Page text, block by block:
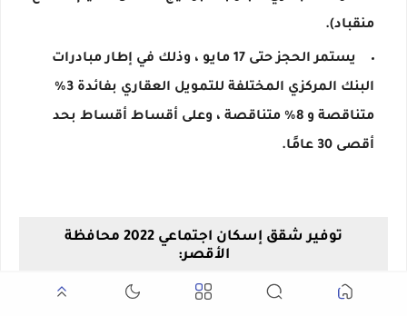
منقباد).
يستمر الحجز حتى 17 مايو ، وذلك في إطار مبادرات
البنك المركزي المختلفة للتمويل العقاري بفائدة 3٪
متناقصة و 8٪ متناقصة ، وعلى أقساط أقساط بحد
أقصى 30 عامًا.
توفير شقق إسكان اجتماعي 2022 محافظة
الأقصر:
مواقع الوحدات المتوفرة بالمحافظة: المدامود مدينة